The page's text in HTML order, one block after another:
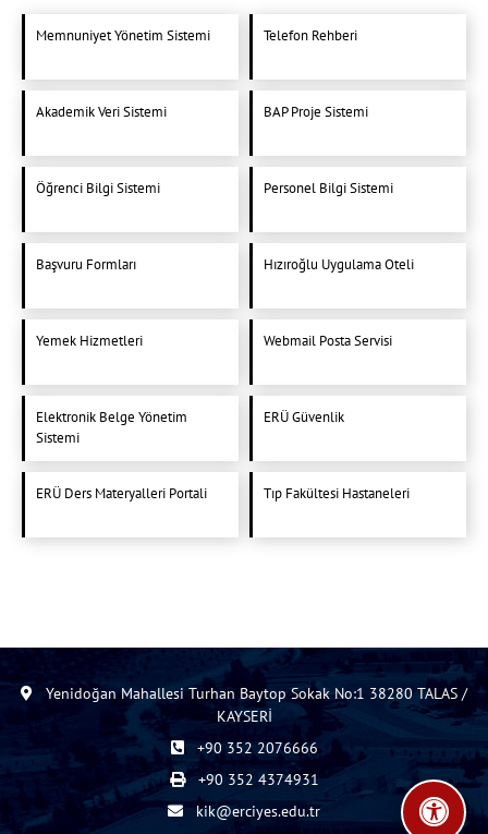
Memnuniyet Yönetim Sistemi Telefon Rehberi
Akademik Veri Sistemi BAP Proje Sistemi
Öğrenci Bilgi Sistemi Personel Bilgi Sistemi
Başvuru Formları Hızıroğlu Uygulama Oteli
Yemek Hizmetleri Webmail Posta Servisi
Elektronik Belge Yönetim
Sistemi
ERÜ Güvenlik
ERÜ Ders Materyalleri Portali Tıp Fakültesi Hastaneleri
Yenidoğan Mahallesi Turhan Baytop Sokak No:1 38280 TALAS /
KAYSERİ
+90 352 2076666
+90 352 4374931
kik@erciyes.edu.tr